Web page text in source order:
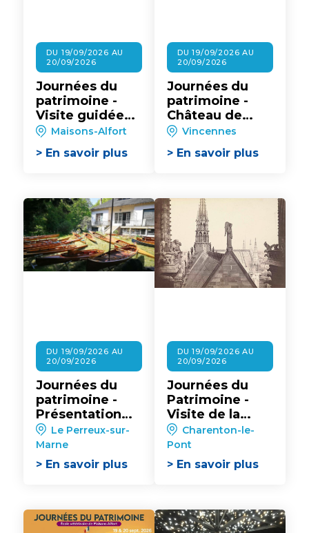
DU 19/09/2026 AU
20/09/2026
Journées du
patrimoine -
Visite guidée
du campus de
vétérinaire
Maisons-Alfort
> En savoir plus
DU 19/09/2026 AU
20/09/2026
Journées du
patrimoine -
Château de
Vincennes : Le
Château de
Vincennes et
XXe siècle
Vincennes
> En savoir plus
DU 19/09/2026 AU
20/09/2026
Journées du
patrimoine -
Présentation
d'une collection
de bateaux
historiques
Le Perreux-sur-
Marne
> En savoir plus
DU 19/09/2026 AU
20/09/2026
Journées du
Patrimoine -
Visite de la
médiathèque
du patrimoine
et de la
photographie
Charenton-le-
Pont
> En savoir plus